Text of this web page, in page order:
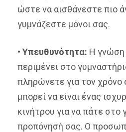
ώστε να αισθάνεστε πιο
γυμνάζεστε μόνοι σας.
• Υπευθυνότητα: Η γνώση
περιμένει στο
πληρώνετε για τον χρόνο
μπορεί να είναι ένας
κινήτρου για να πάτε στο
προπόνησή σας. Ο